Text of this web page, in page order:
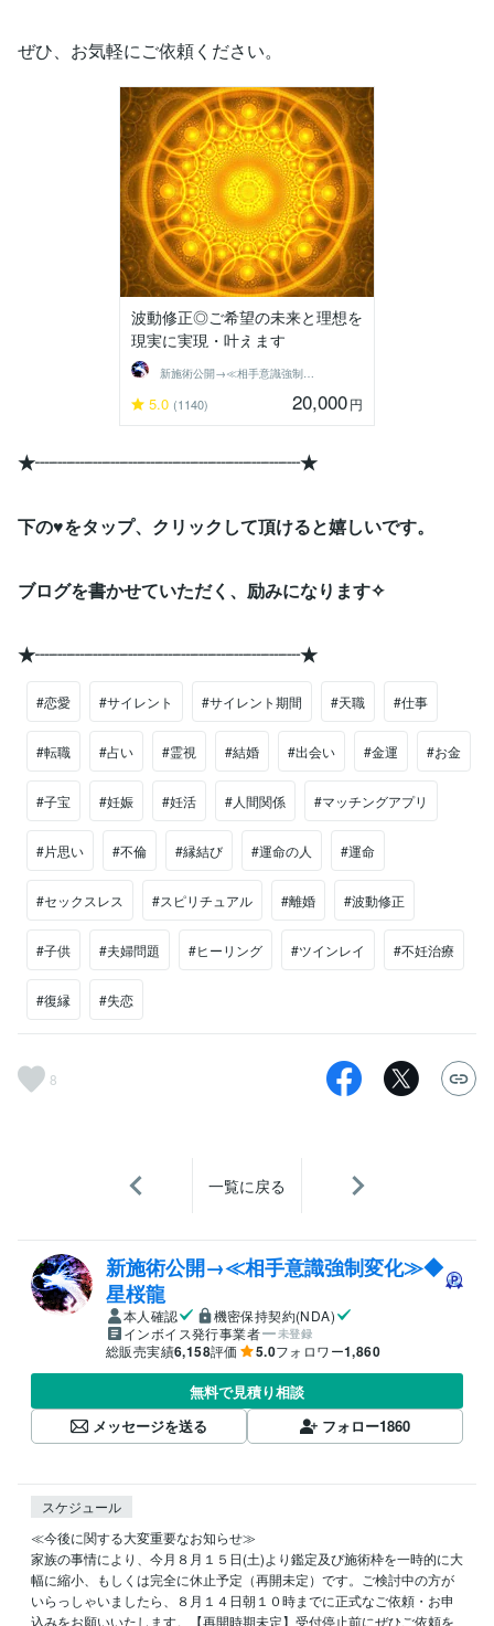
ぜひ、お気軽にご依頼ください。
波動修正◎ご希望の未来と理想を
現実に実現・叶えます
新施術公開→≪相手意識強制変化≫◆星桜龍
5.0 (1140) 20,000円
★┈┈┈┈┈┈┈┈┈┈┈┈┈┈┈★
下の♥をタップ、クリックして頂けると嬉しいです。
ブログを書かせていただく、励みになります✧
★┈┈┈┈┈┈┈┈┈┈┈┈┈┈┈★
#恋愛 #サイレント #サイレント期間 #天職 #仕事
#転職 #占い #霊視 #結婚 #出会い #金運 #お金
#子宝 #妊娠 #妊活 #人間関係 #マッチングアプリ
#片思い #不倫 #縁結び #運命の人 #運命
#セックスレス #スピリチュアル #離婚 #波動修正
#子供 #夫婦問題 #ヒーリング #ツインレイ #不妊治療
#復縁 #失恋
8
一覧に戻る
新施術公開→≪相手意識強制変化≫◆
星桜龍
本人確認
機密保持契約(NDA)
インボイス発行事業者
未登録
総販売実績6,158評価 5.0フォロワー1,860
無料で見積り相談
メッセージを送る
フォロー1860
スケジュール
≪今後に関する大変重要なお知らせ≫
家族の事情により、今月８月１５日(土)より鑑定及び施術枠を一時的に大
幅に縮小、もしくは完全に休止予定（再開未定）です。ご検討中の方が
いらっしゃいましたら、８月１４日朝１０時までに正式なご依頼・お申
込みをお願いいたします。【再開時期未定】受付停止前にぜひご依頼を